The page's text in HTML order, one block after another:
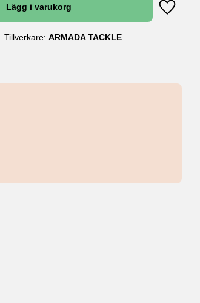
Lägg
Tillverkare ARMADA TACKLE